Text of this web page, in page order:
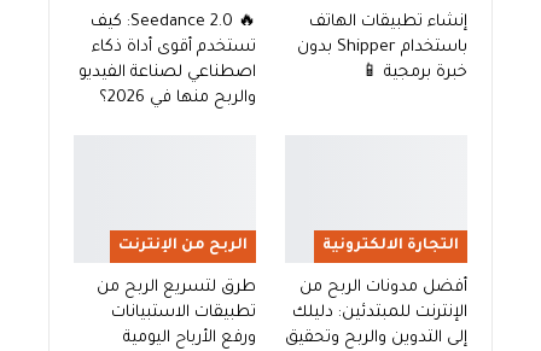
إنشاء تطبيقات الهاتف
باستخدام Shipper بدون
خبرة برمجية 📱
🔥 Seedance 2.0: كيف
تستخدم أقوى أداة ذكاء
اصطناعي لصناعة الفيديو
والربح منها في 2026؟
التجارة الالكترونية
أفضل مدونات الربح من
الإنترنت للمبتدئين: دليلك
إلى التدوين والربح وتحقيق
الربح من الإنترنت
طرق لتسريع الربح من
تطبيقات الاستبيانات
ورفع الأرباح اليومية